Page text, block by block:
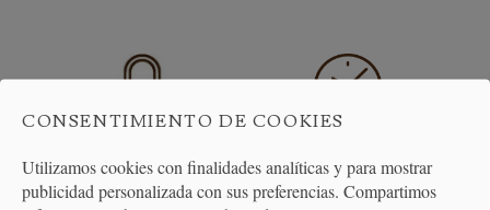
PAGO
SEGURO
ENTREGA
24/48H
CONSENTIMIENTO DE COOKIES
Utilizamos cookies con finalidades analíticas y para mostrar
publicidad personalizada con sus preferencias. Compartimos